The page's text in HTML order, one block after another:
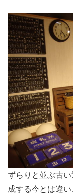
ずらりと並ぶ古
成する今とは違